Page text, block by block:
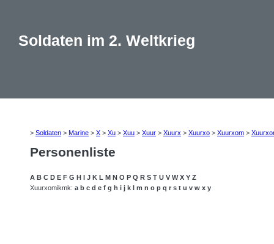
Soldaten im 2. Weltkrieg
> Soldaten > Marine > X > Xu > Xuu > Xuur > Xuurx > Xuurxo > Xuurxom >
Personenliste
A B C D E F G H I J K L M N O P Q R S T U V W X Y Z
Xuurxomikmk: a b c d e f g h i j k l m n o p q r s t u v w x y